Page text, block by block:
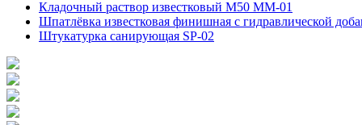
Кладочный раствор известковый М50 MM-01
Шпатлёвка известковая финишная с гидравлической
Штукатурка санирующая SP-02